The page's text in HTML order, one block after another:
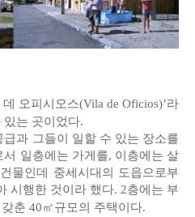
오피시오스(Vila de Oficios)’라
는 곳이었다.
과 그들이 일할 수 있는 장소를
일층에는 가게를, 이층에는 살
물인데 중세시대의 도읍으로부
시행한 것이라 했다. 2층에는 부
춘 40㎡규모의 주택이다.